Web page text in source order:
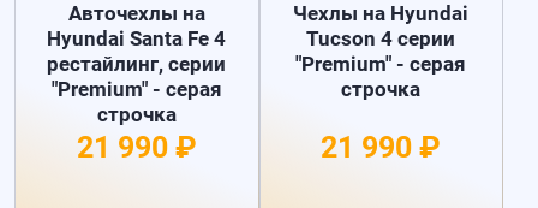
Авточехлы на
Hyundai Santa Fe 4
рестайлинг, серии
"Premium" - серая
строчка
21 990 ₽
Чехлы на Hyundai
Tucson 4 серии
"Premium" - серая
строчка
21 990 ₽